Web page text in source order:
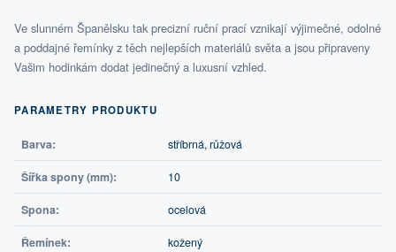
Ve slunném Španělsku tak precizní ruční prací vznikají výjimečné, odolné
a poddajné řemínky z těch nejlepších materiálů světa a jsou připraveny
Vašim hodinkám dodat jedinečný a luxusní vzhled.
PARAMETRY PRODUKTU
Barva: stříbrná, růžová
Šířka spony (mm): 10
Spona: ocelová
Řemínek: kožený